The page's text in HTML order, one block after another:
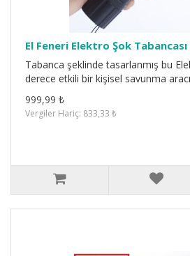
El Feneri Elektro Şok Tabancası
Tabanca şeklinde tasarlanmış bu
derece etkili bir kişisel savunma
999,99 ₺
Vergiler Hariç: 833,33 ₺